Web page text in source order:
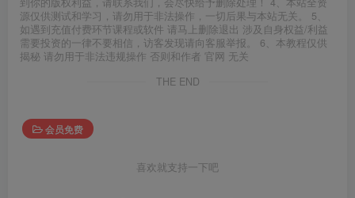
源仅供测试和学习，请勿用于非法操作，一切后果与本站无关。 5、
如遇到充值付费环节课程或软件 请马上删除退出 涉及自身权益/利益
需要投资的一律不要相信，访客发现请向客服举报。 6、本教程仅供
揭秘 请勿用于非法违规操作 否则和作者 官网 无关
THE END
会员免费
喜欢就支持一下吧